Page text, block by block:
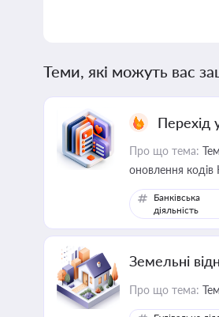
Теми, які можуть вас
Перехід
Про що тема:
оновлення кодів
Банківська
діяльність
Земельні
Про що тема: